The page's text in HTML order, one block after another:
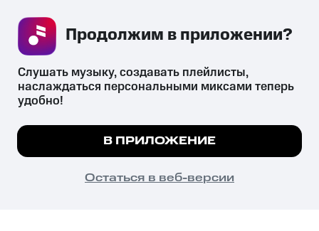
СКАЧАТЬ ПРИЛОЖЕНИЕ
психотропных веществ, их аналогов причиняет вред здоровью,
их незаконный оборот запрещён и влечёт установленную
законодательством ответственность.
© 2026 ООО «КИОН».
Все права защищены
Мы используем куки, чтобы на сайте все
Подробнее
ПОНЯТНО
Слушать музыку, создавать плейлисты,
наслаждаться персональными миксами теперь
удобно!
В ПРИЛОЖЕНИЕ
Остаться в веб-версии